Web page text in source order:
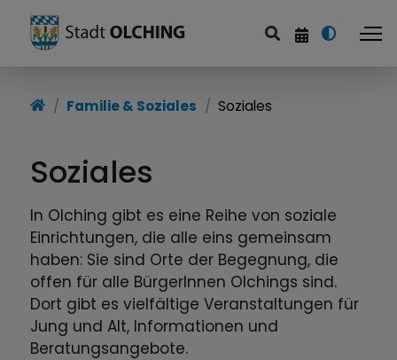
Familie & Soziales
Bildung & Freizeit
Wirtschaft & Infrastruktur
Stadtentwicklung
Familie & Soziales Soziales
Soziales
In Olching gibt es eine Reihe von soziale
Einrichtungen, die alle eins gemeinsam
haben: Sie sind Orte der Begegnung, die
offen für alle BürgerInnen Olchings sind.
Dort gibt es vielfältige Veranstaltungen für
Jung und Alt, Informationen und
Beratungsangebote.